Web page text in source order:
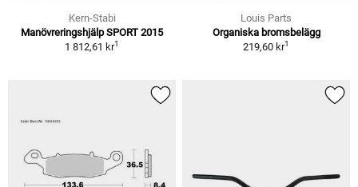
Kern-Stabi
Manövreringshjälp SPORT 2015
1 812,61 kr1
Louis Parts
Organiska bromsbelägg
219,60 kr1